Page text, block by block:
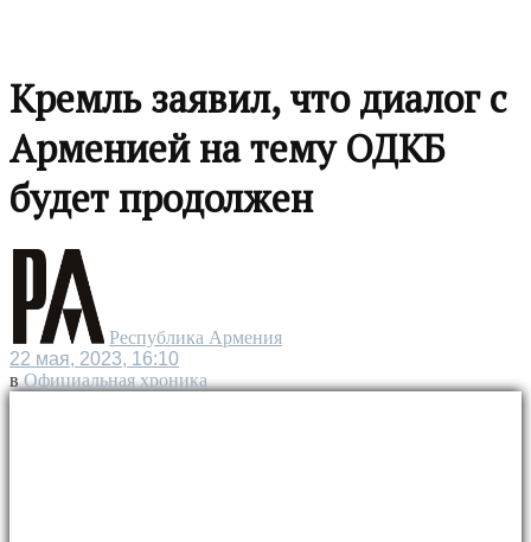
Кремль заявил, что диалог с
Арменией на тему ОДКБ
будет продолжен
Республика Армения
22 мая, 2023, 16:10
в Официальная хроника